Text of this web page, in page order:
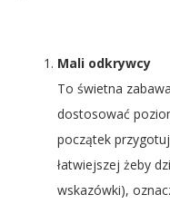
Mali odkrywcy
To świetna
dostosować
początek
łatwiejszej żeby
wskazówki),